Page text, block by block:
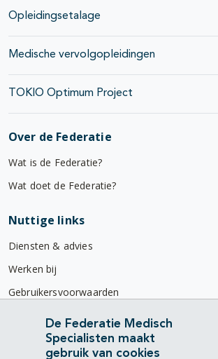
Opleidingsetalage
Medische vervolgopleidingen
TOKIO Optimum Project
Over de Federatie
Wat is de Federatie?
Wat doet de Federatie?
Nuttige links
Diensten & advies
Werken bij
Gebruikersvoorwaarden
Privacyverklaring
Contact
De Federatie Medisch
Specialisten maakt
gebruik van cookies